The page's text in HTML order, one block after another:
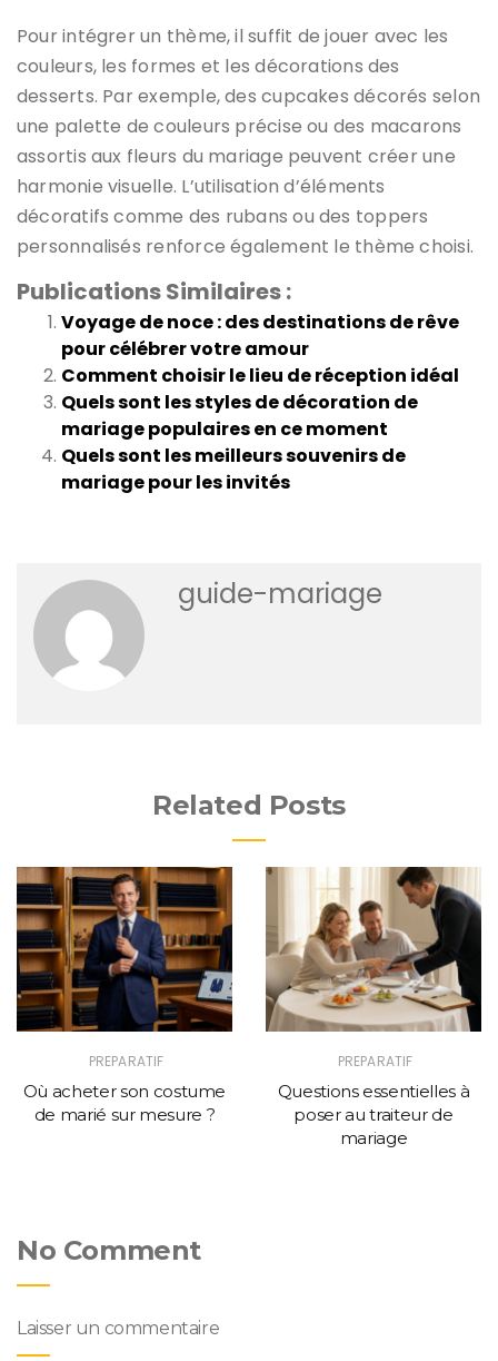
Pour intégrer un thème, il suffit de jouer avec les
couleurs, les formes et les décorations des
desserts. Par exemple, des cupcakes décorés selon
une palette de couleurs précise ou des macarons
assortis aux fleurs du mariage peuvent créer une
harmonie visuelle. L’utilisation d’éléments
décoratifs comme des rubans ou des toppers
personnalisés renforce également le thème choisi.
Publications Similaires :
Voyage de noce : des destinations de rêve
pour célébrer votre amour
Comment choisir le lieu de réception idéal
Quels sont les styles de décoration de
mariage populaires en ce moment
Quels sont les meilleurs souvenirs de
mariage pour les invités
guide-mariage
Related Posts
PREPARATIF
Où acheter son costume
de marié sur mesure ?
PREPARATIF
Questions essentielles à
poser au traiteur de
mariage
No Comment
Laisser un commentaire